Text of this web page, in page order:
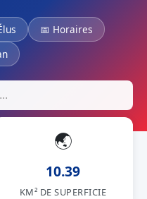
📅 Horaires
🌏
10.39
KM² DE SUPERFICIE